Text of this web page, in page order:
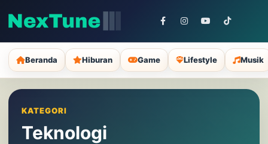
Beranda Hiburan Game Lifestyle Musik
KATEGORI
Teknologi